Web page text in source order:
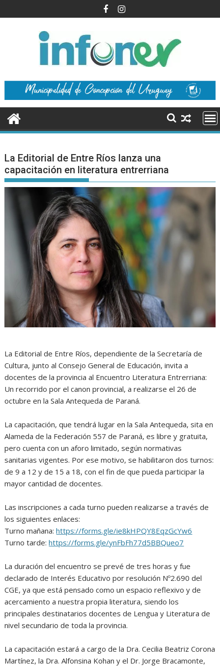
al
La Editorial de Entre Ríos lanza una
capacitación en literatura entrerriana
La Editorial de Entre Ríos, dependiente de la Secretaría de
Cultura, junto al Consejo General de Educación, invita a
docentes de la provincia al Encuentro Literatura Entrerriana:
Un recorrido por el canon provincial, a realizarse el 26 de
octubre en la Sala Antequeda de Paraná.
La capacitación, que tendrá lugar en la Sala Antequeda, sita en
Alameda de la Federación 557 de Paraná, es libre y gratuita,
pero cuenta con un aforo limitado, según normativas
sanitarias vigentes. Por ese motivo, se habilitaron dos turnos:
de 9 a 12 y de 15 a 18, con el fin de que pueda participar la
mayor cantidad de docentes.
Las inscripciones a cada turno pueden realizarse a través de
los siguientes enlaces:
Turno mañana:https://forms.gle/ie8kHPQY8EqzGcYw6
Turno tarde:https://forms.gle/ynFbFh77d5BBQueo7
La duración del encuentro se prevé de tres horas y fue
declarado de Interés Educativo por resolución Nº2.690 del
CGE, ya que está pensado como un espacio reflexivo y de
acercamiento a nuestra propia literatura, siendo los
principales destinatarios docentes de Lengua y Literatura de
nivel secundario de toda la provincia.
La capacitación estará a cargo de la Dra. Cecilia Beatriz Corona
Martínez, la Dra. Alfonsina Kohan y el Dr. Jorge Bracamonte,